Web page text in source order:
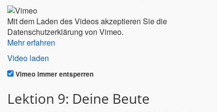
Mit dem Laden des Videos akzeptieren Sie die
Datenschutzerklärung von Vimeo.
Mehr erfahren
Video laden
Vimeo immer entsperren
Lektion 9: Deine Beute